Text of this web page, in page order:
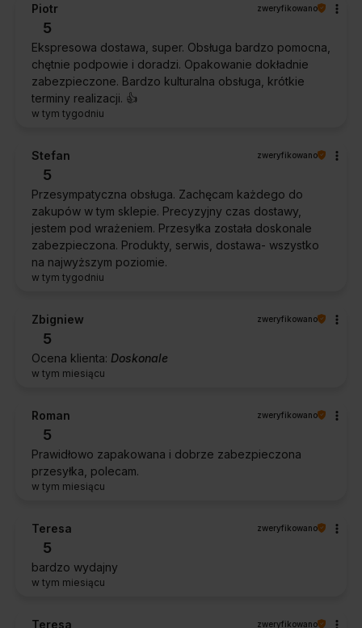
Piotr zweryfikowano
5
Ekspresowa dostawa, super. Obsługa bardzo pomocna,
chętnie podpowie i doradzi. Opakowanie dokładnie
zabezpieczone. Bardzo kulturalna obsługa, krótkie
terminy realizacji. 👍️
w tym tygodniu
Stefan zweryfikowano
5
Przesympatyczna obsługa. Zachęcam każdego do
zakupów w tym sklepie. Precyzyjny czas dostawy,
jestem pod wrażeniem. Przesyłka została doskonale
zabezpieczona. Produkty, serwis, dostawa- wszystko
na najwyższym poziomie.
w tym tygodniu
Zbigniew zweryfikowano
5
Ocena klienta: Doskonale
w tym miesiącu
Roman zweryfikowano
5
Prawidłowo zapakowana i dobrze zabezpieczona
przesyłka, polecam.
w tym miesiącu
Teresa zweryfikowano
5
bardzo wydajny
w tym miesiącu
Teresa zweryfikowano